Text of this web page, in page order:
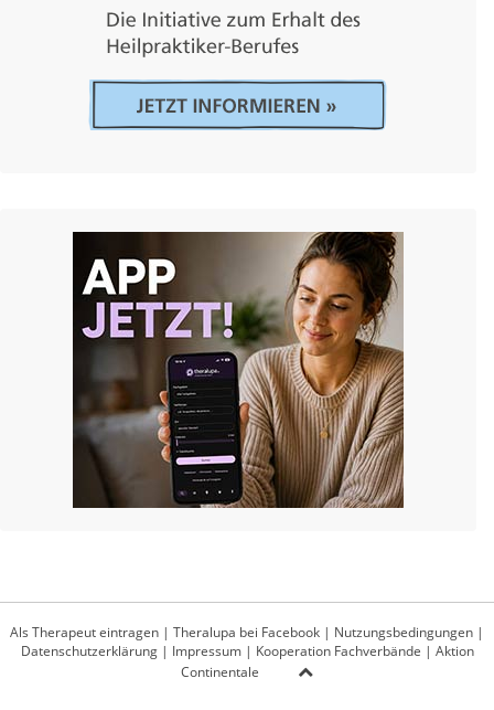
Als Therapeut eintragen | Theralupa bei Facebook | Nutzungsbedingungen |
Datenschutzerklärung| Impressum| Kooperation Fachverbände | Aktion
Continentale